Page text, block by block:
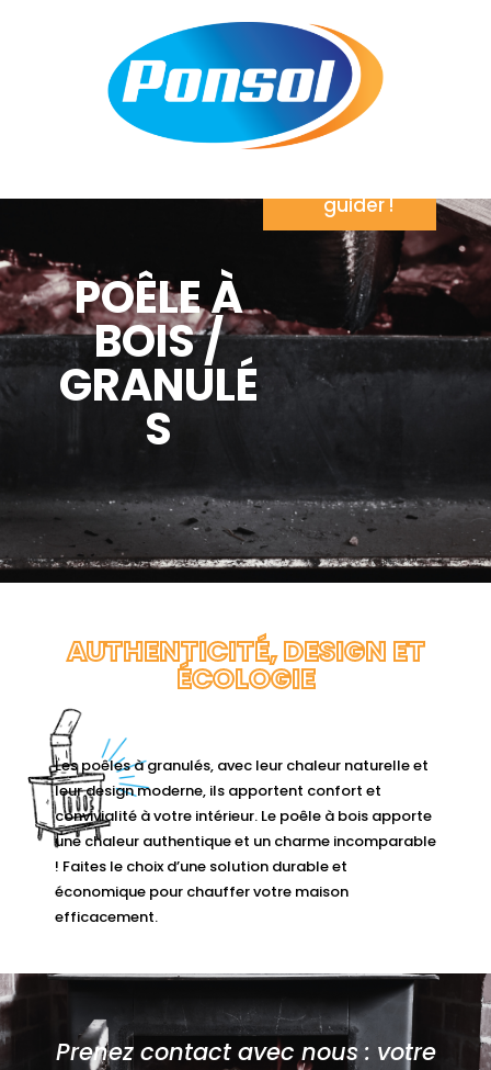
POÊLE À
BOIS /
GRANULÉ
S
guider !
AUTHENTICITÉ, DESIGN ET
ÉCOLOGIE
Les poêles à granulés, avec leur chaleur naturelle et
leur design moderne, ils apportent confort et
convivialité à votre intérieur. Le poêle à bois apporte
une chaleur authentique et un charme incomparable
! Faites le choix d’une solution durable et
économique pour chauffer votre maison
efficacement.
Prenez contact avec nous : votre